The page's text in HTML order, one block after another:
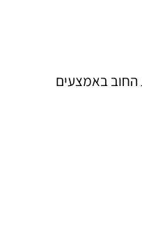
החוב באמצעים